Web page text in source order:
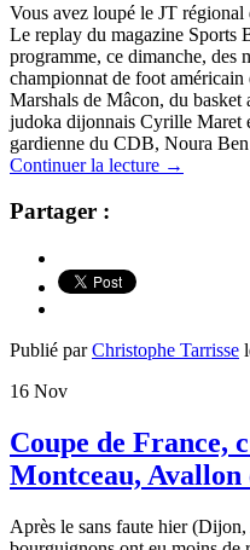
Vous avez loupé le JT régional
Le replay du magazine Sports
programme, ce dimanche, des
championnat de foot
Marshals de Mâcon, du
judoka dijonnais Cyrille Maret
gardienne du CDB, Noura
Continuer la lecture →
Partager :
Publié parChristophe Tarrisse
16 Nov
Coupe de France,
Montceau, Avallon
Après le sans faute hier